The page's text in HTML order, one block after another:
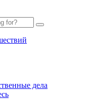
дела